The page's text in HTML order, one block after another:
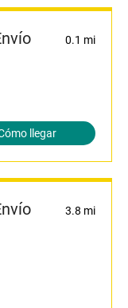
0.1 mi
llegar
3.8 mi